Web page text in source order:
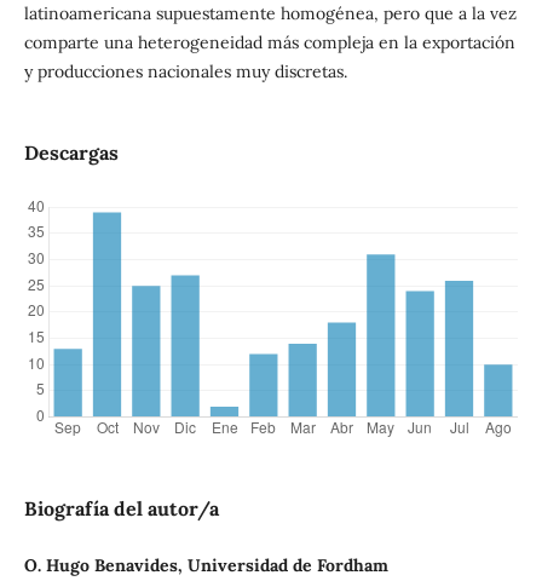
latinoamericana supuestamente homogénea, pero que a la vez
comparte una heterogeneidad más compleja en la exportación
y producciones nacionales muy discretas.
Descargas
Biografía del autor/a
O. Hugo Benavides, Universidad de Fordham